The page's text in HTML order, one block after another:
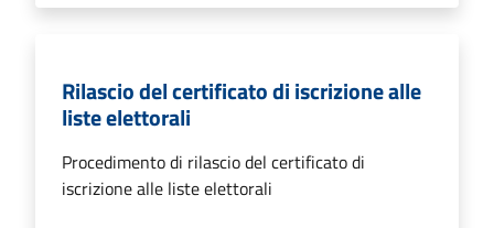
Rilascio del certificato di iscrizione alle
liste elettorali
Procedimento di rilascio del certificato di
iscrizione alle liste elettorali